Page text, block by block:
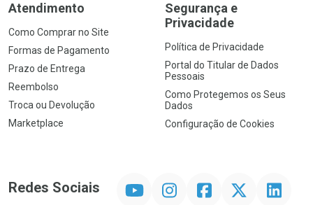
Atendimento
Como Comprar no Site
Formas de Pagamento
Prazo de Entrega
Reembolso
Troca ou Devolução
Marketplace
Segurança e
Privacidade
Política de Privacidade
Portal do Titular de Dados
Pessoais
Como Protegemos os Seus
Dados
Configuração de Cookies
Redes Sociais InstagramFacebookTwitter Linkedin